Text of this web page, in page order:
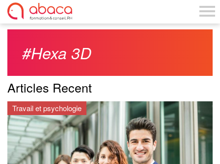
#Hexa 3D
Articles Recent
Travail et psychologie